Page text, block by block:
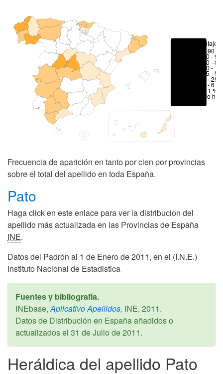
Porcentajes
> 90 %
80 -
70 -
50 -
25 -
6 - 25
1 - 6 %
< 1 %
No hay
Frecuencia de aparición en tanto por cien por provincias
sobre el total del apellido en toda España.
Pato
Haga click en este enlace para ver la distribucion del
apellido más actualizada en las Provincias de España
INE.
Datos del Padrón al 1 de Enero de 2011, en el (I.N.E.)
Instituto Nacional de Estadistica
Fuentes y bibliografía.
INEbase, Aplicativo Apellidos, INE, 2011.
Datos de Distribución en España añadidos o
actualizados el 31 de Julio de 2011.
Heráldica del apellido Pato